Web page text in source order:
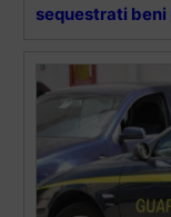
sequestrati beni